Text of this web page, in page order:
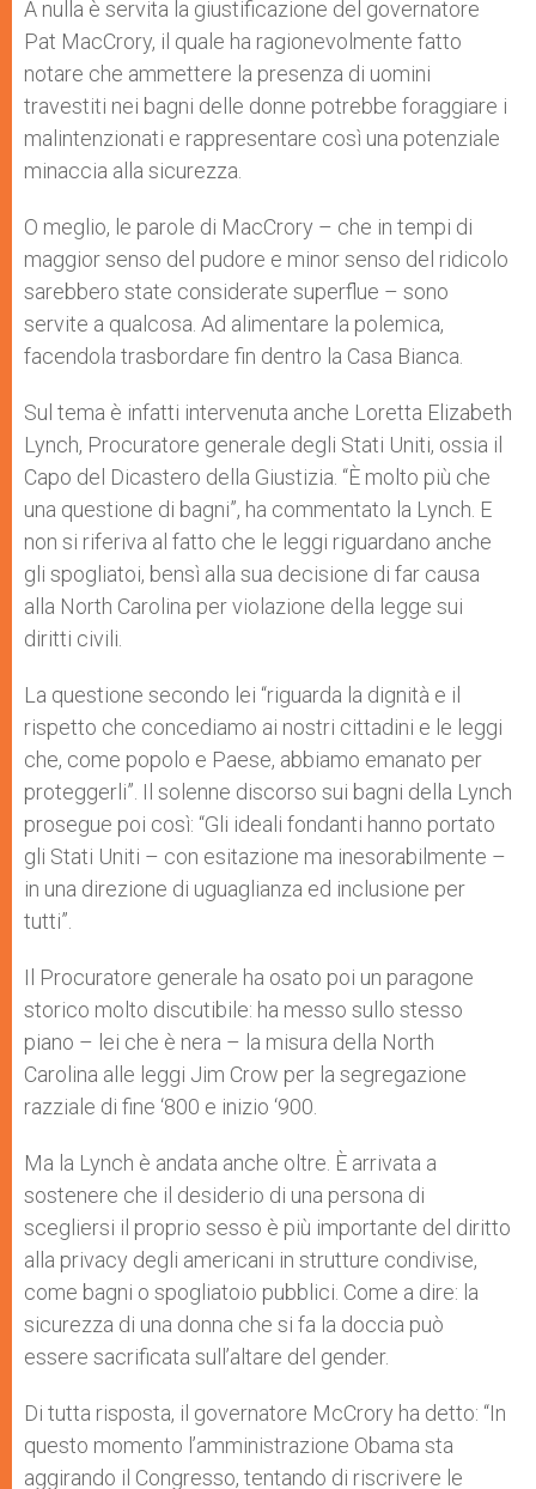
A nulla è servita la giustificazione del governatore
Pat MacCrory, il quale ha ragionevolmente fatto
notare che ammettere la presenza di uomini
travestiti nei bagni delle donne potrebbe foraggiare i
malintenzionati e rappresentare così una potenziale
minaccia alla sicurezza.
O meglio, le parole di MacCrory – che in tempi di
maggior senso del pudore e minor senso del ridicolo
sarebbero state considerate superflue – sono
servite a qualcosa. Ad alimentare la polemica,
facendola trasbordare fin dentro la Casa Bianca.
Sul tema è infatti intervenuta anche Loretta Elizabeth
Lynch, Procuratore generale degli Stati Uniti, ossia il
Capo del Dicastero della Giustizia. “È molto più che
una questione di bagni”, ha commentato la Lynch. E
non si riferiva al fatto che le leggi riguardano anche
gli spogliatoi, bensì alla sua decisione di far causa
alla North Carolina per violazione della legge sui
diritti civili.
La questione secondo lei “riguarda la dignità e il
rispetto che concediamo ai nostri cittadini e le leggi
che, come popolo e Paese, abbiamo emanato per
proteggerli”. Il solenne discorso sui bagni della Lynch
prosegue poi così: “Gli ideali fondanti hanno portato
gli Stati Uniti – con esitazione ma inesorabilmente –
in una direzione di uguaglianza ed inclusione per
tutti”.
Il Procuratore generale ha osato poi un paragone
storico molto discutibile: ha messo sullo stesso
piano – lei che è nera – la misura della North
Carolina alle leggi Jim Crow per la segregazione
razziale di fine ‘800 e inizio ‘900.
Ma la Lynch è andata anche oltre. È arrivata a
sostenere che il desiderio di una persona di
scegliersi il proprio sesso è più importante del diritto
alla privacy degli americani in strutture condivise,
come bagni o spogliatoio pubblici. Come a dire: la
sicurezza di una donna che si fa la doccia può
essere sacrificata sull’altare del gender.
Di tutta risposta, il governatore McCrory ha detto: “In
questo momento l’amministrazione Obama sta
aggirando il Congresso, tentando di riscrivere le